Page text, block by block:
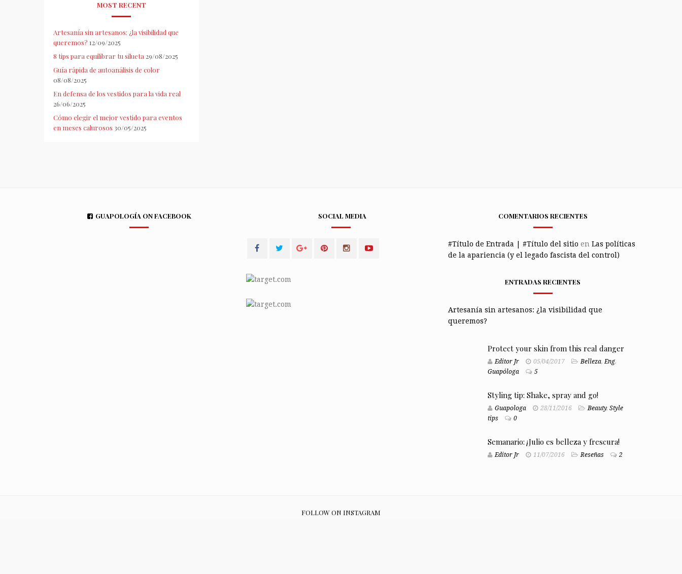
MOST RECENT
Artesanía sin artesanos: ¿la visibilidad que
queremos? 12/09/2025
8 tips para equilibrar tu silueta 29/08/2025
Guía rápida de autoanálisis de color
08/08/2025
En defensa de los vestidos para la vida real
26/06/2025
Cómo elegir el mejor vestido para eventos
en meses calurosos 30/05/2025
GUAPOLOGÍA ON FACEBOOK SOCIAL MEDIA COMENTARIOS RECIENTES
#Título de Entrada | #Título del sitio en Las políticas
de la apariencia (y el legado fascista del control)
ENTRADAS RECIENTES
Artesanía sin artesanos: ¿la visibilidad que
queremos?
Protect your skin from this real danger
Editor Jr 05/04/2017 Belleza,Eng,
Guapóloga
5
Styling tip: Shake, spray and go!
Guapologa 28/11/2016 Beauty, Style
tips
0
Semanario: ¡Julio es belleza y frescura!
Editor Jr 11/07/2016 Reseñas 2
FOLLOW ON INSTAGRAM